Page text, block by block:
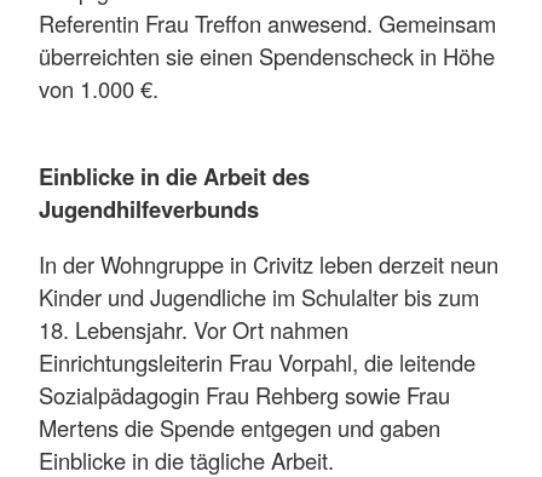
Referentin Frau Treffon anwesend. Gemeinsam
überreichten sie einen Spendenscheck in Höhe
von 1.000 €.
Einblicke in die Arbeit des
Jugendhilfeverbunds
In der Wohngruppe in Crivitz leben derzeit neun
Kinder und Jugendliche im Schulalter bis zum
18. Lebensjahr. Vor Ort nahmen
Einrichtungsleiterin Frau Vorpahl, die leitende
Sozialpädagogin Frau Rehberg sowie Frau
Mertens die Spende entgegen und gaben
Einblicke in die tägliche Arbeit.